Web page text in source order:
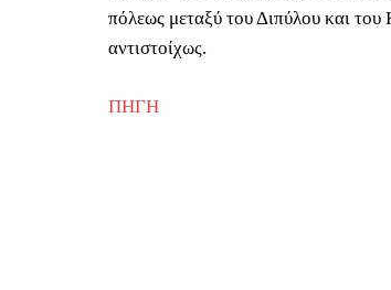
πόλεως μεταξύ του Διπύλου και
αντιστοίχως.
ΠΗΓΗ